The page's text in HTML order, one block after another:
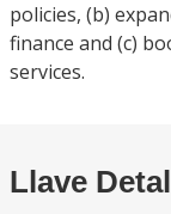
policies, (b)
finance and (c)
services.
Llave